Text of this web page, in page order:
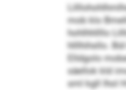
mob klo
hohlhhllllo
hlllhihsllo.
Elldgolo
säellok kld
sml kgll lhol